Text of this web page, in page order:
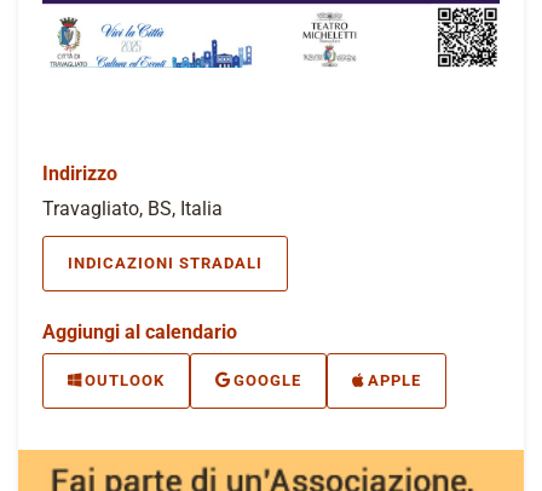
Indirizzo
Travagliato, BS, Italia
INDICAZIONI STRADALI
Aggiungi al calendario
OUTLOOK GOOGLE APPLE